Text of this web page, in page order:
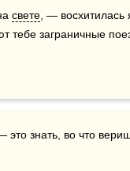
свете , —
тебе заграничные
это знать, во что